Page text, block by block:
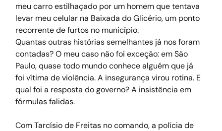
meu carro estilhaçado por um homem que tentava
levar meu celular na Baixada do Glicério, um ponto
recorrente de furtos no município.
Quantas outras histórias semelhantes já nos foram
contadas? O meu caso não foi exceção: em São
Paulo, quase todo mundo conhece alguém que já
foi vítima de violência. A insegurança virou rotina. E
qual foi a resposta do governo? A insistência em
fórmulas falidas.
Com Tarcísio de Freitas no comando, a polícia de